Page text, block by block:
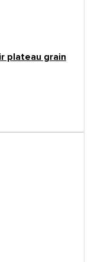
plateau grain